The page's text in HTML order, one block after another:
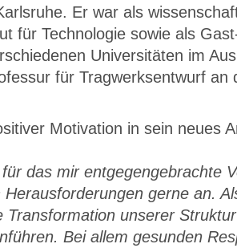
Er war als
für Technologie sowie als
Universitäten im
für Tragwerksentwurf an
Motivation in sein neues
das mir entgegengebrachte
gerne an.
Transformation unserer
Bei allem gesunden